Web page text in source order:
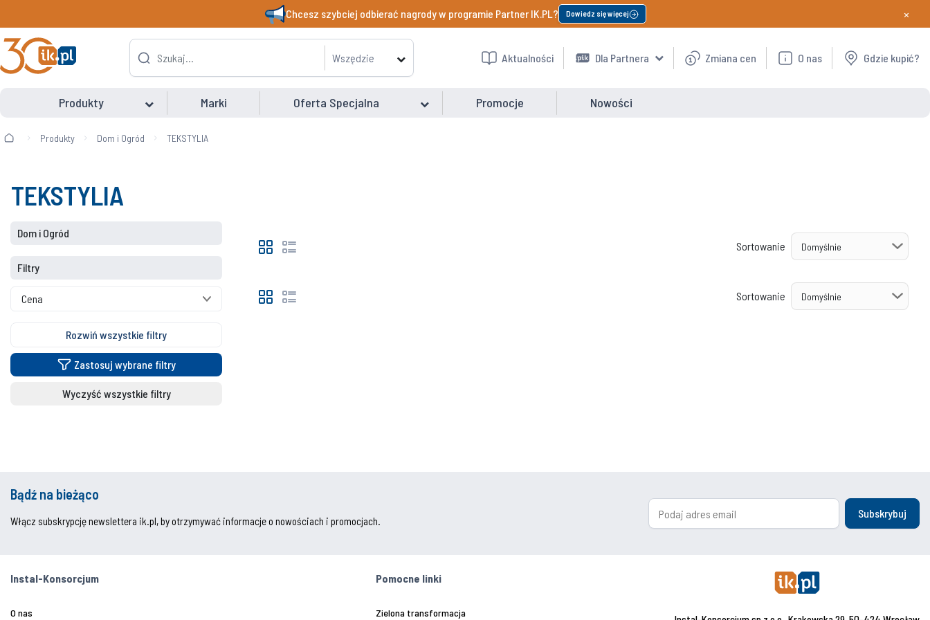
Chcesz szybciej odbierać nagrody w programie Partner IK.PL? Dowiedz się więcej ×
Wszędzie Aktualności Dla Partnera Zmiana cen O nas Gdzie kupić?
Produkty Marki Oferta Specjalna Promocje Nowości
Produkty Dom i Ogród TEKSTYLIA
TEKSTYLIA
Dom i Ogród
Filtry
Cena
Rozwiń wszystkie filtry
Zastosuj wybrane filtry
Wyczyść wszystkie filtry
Sortowanie
Sortowanie
Bądź na bieżąco
Włącz subskrypcję newslettera ik.pl, by otrzymywać informacje o nowościach i promocjach.
Subskrybuj
Instal-Konsorcjum
O nas
Pomocne linki
Zielona transformacja